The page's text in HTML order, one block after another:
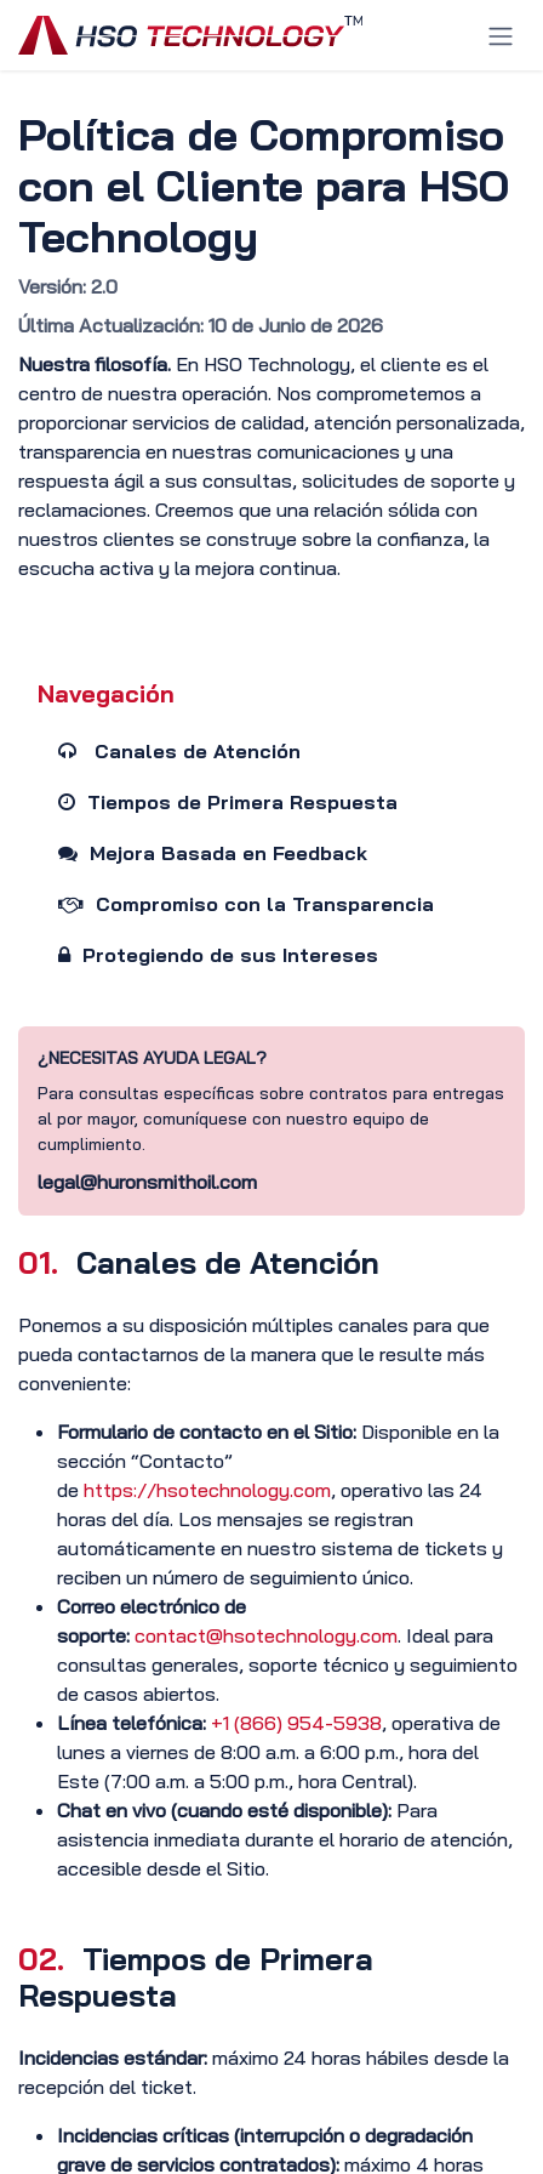
Ir al contenido
Política de Compromiso
con el Cliente para HSO
Technology
Versión: 2.0
Última Actualización: 10 de Junio de 2026
Nuestra filosofía. En HSO Technology, el cliente es el
centro de nuestra operación. Nos comprometemos a
proporcionar servicios de calidad, atención personalizada,
transparencia en nuestras comunicaciones y una
respuesta ágil a sus consultas, solicitudes de soporte y
reclamaciones. Creemos que una relación sólida con
nuestros clientes se construye sobre la confianza, la
escucha activa y la mejora continua.
Navegación
Canales de Atención
Tiempos de Primera Respuesta
Mejora Basada en Feedback
Compromiso con la Transparencia
Protegiendo de sus Intereses
¿NECESITAS AYUDA LEGAL?
Para consultas específicas sobre contratos para entregas
al por mayor, comuníquese con nuestro equipo de
cumplimiento.
legal@huronsmithoil.com
01. Canales de Atención
Ponemos a su disposición múltiples canales para que
pueda contactarnos de la manera que le resulte más
conveniente:
Formulario de contacto en el Sitio: Disponible en la
sección “Contacto”
de https://hsotechnology.com, operativo las 24
horas del día. Los mensajes se registran
automáticamente en nuestro sistema de tickets y
reciben un número de seguimiento único.
Correo electrónico de
soporte: contact@hsotechnology.com. Ideal para
consultas generales, soporte técnico y seguimiento
de casos abiertos.
Línea telefónica: +1 (866) 954-5938, operativa de
lunes a viernes de 8:00 a.m. a 6:00 p.m., hora del
Este (7:00 a.m. a 5:00 p.m., hora Central).
Chat en vivo (cuando esté disponible): Para
asistencia inmediata durante el horario de atención,
accesible desde el Sitio.
02. Tiempos de Primera
Respuesta
Incidencias estándar: máximo 24 horas hábiles desde la
recepción del ticket.
Incidencias críticas (interrupción o degradación
grave de servicios contratados): máximo 4 horas